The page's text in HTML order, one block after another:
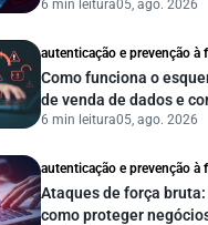
vazamento de dados?
6 min leitura05, ago. 2026
autenticação e prevenção à
Como funciona o
de venda de dados e
proteger sua empresa?
6 min leitura05, ago. 2026
autenticação e prevenção à
Ataques de força bruta:
como proteger